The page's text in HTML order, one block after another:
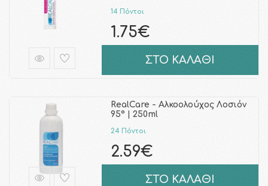
14 Πόντοι
1.75€
ΣΤΟ ΚΑΛΑΘΙ
RealCare - Αλκοολούχος Λοσιόν
95° | 250ml
24 Πόντοι
2.59€
ΣΤΟ ΚΑΛΑΘΙ